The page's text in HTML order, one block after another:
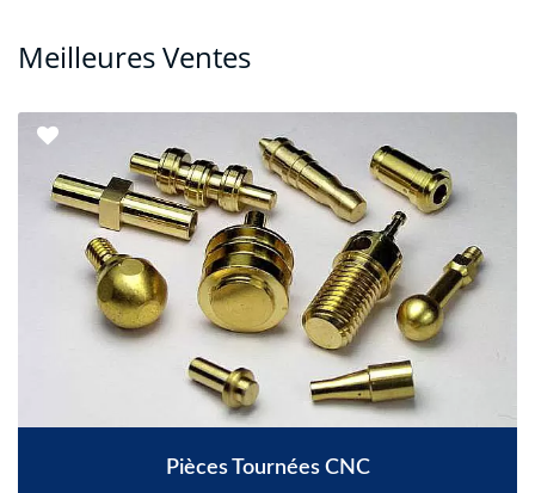
Meilleures Ventes
Pièces Tournées CNC